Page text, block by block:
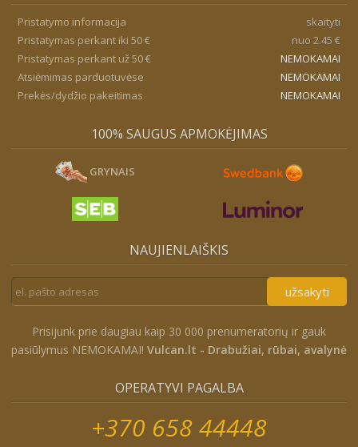
Pristatymo informacija
skaityti
Pristatymas perkant iki 50 €
nuo 2.45 €
Pristatymas perkant už 50 €
NEMOKAMAI
Atsiėmimas parduotuvėse
NEMOKAMAI
Prekės/dydžio pakeitimas
NEMOKAMAI
100% SAUGUS APMOKĖJIMAS
GRYNAIS
NAUJIENLAIŠKIS
užsakyti
Prisijunk prie daugiau kaip 30 000 prenumeratorių ir gauk
pasiūlymus NEMOKAMAI! Vulcan.lt - Drabužiai, rūbai, avalynė
OPERATYVI PAGALBA
+370 658 44448